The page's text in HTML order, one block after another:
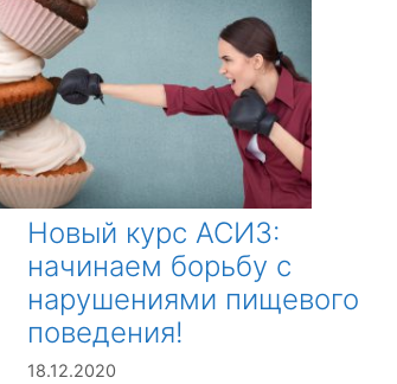
р
и
и
Новый курс АСИЗ:
начинаем борьбу с
нарушениями пищевого
поведения!
18.12.2020